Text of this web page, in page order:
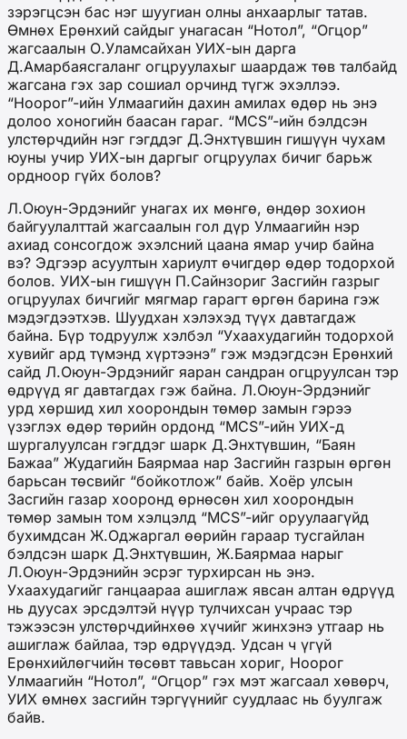
зэрэгцсэн бас нэг шуугиан олны анхаарлыг татав.
Өмнөх Ерөнхий сайдыг унагасан “Нотол”, “Огцор”
жагсаалын О.Уламсайхан УИХ-ын дарга
Д.Амарбаясгаланг огцруулахыг шаардаж төв талбайд
жагсана гэх зар сошиал орчинд түгж эхэллээ.
“Ноорог”-ийн Улмаагийн дахин амилах өдөр нь энэ
долоо хоногийн баасан гараг. “MCS”-ийн бэлдсэн
улстөрчдийн нэг гэгддэг Д.Энхтүвшин гишүүн чухам
юуны учир УИХ-ын даргыг огцруулах бичиг барьж
ордноор гүйх болов?
Л.Оюун-Эрдэнийг унагах их мөнгө, өндөр зохион
байгуулалттай жагсаалын гол дүр Улмаагийн нэр
ахиад сонсогдож эхэлсний цаана ямар учир байна
вэ? Эдгээр асуултын хариулт өчигдөр өдөр тодорхой
болов. УИХ-ын гишүүн П.Сайнзориг Засгийн газрыг
огцруулах бичгийг мягмар гарагт өргөн барина гэж
мэдэгдээтхэв. Шуудхан хэлэхэд түүх давтагдаж
байна. Бүр тодруулж хэлбэл “Ухаахудагийн тодорхой
хувийг ард түмэнд хүртээнэ” гэж мэдэгдсэн Ерөнхий
сайд Л.Оюун-Эрдэнийг яаран сандран огцруулсан тэр
өдрүүд яг давтагдах гэж байна. Л.Оюун-Эрдэнийг
урд хөршид хил хоорондын төмөр замын гэрээ
үзэглэх өдөр төрийн ордонд “MCS”-ийн УИХ-д
шургалуулсан гэгддэг шарк Д.Энхтүвшин, “Баян
Бажаа” Жудагийн Баярмаа нар Засгийн газрын өргөн
барьсан төсвийг “бойкотлож” байв. Хоёр улсын
Засгийн газар хооронд өрнөсөн хил хоорондын
төмөр замын том хэлцэлд “MCS”-ийг оруулаагүйд
бухимдсан Ж.Оджаргал өөрийн гараар тусгайлан
бэлдсэн шарк Д.Энхтүвшин, Ж.Баярмаа нарыг
Л.Оюун-Эрдэнийн эсрэг турхирсан нь энэ.
Ухаахудагийг ганцаараа ашиглаж явсан алтан өдрүүд
нь дуусах эрсдэлтэй нүүр тулчихсан учраас тэр
тэжээсэн улстөрчдийнхөө хүчийг жинхэнэ утгаар нь
ашиглаж байлаа, тэр өдрүүдэд. Удсан ч үгүй
Ерөнхийлөгчийн төсөвт тавьсан хориг, Ноорог
Улмаагийн “Нотол”, “Огцор” гэх мэт жагсаал хөвөрч,
УИХ өмнөх засгийн тэргүүнийг суудлаас нь буулгаж
байв.